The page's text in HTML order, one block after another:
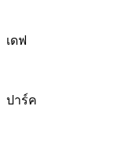
เดฟ
ปาร์ค